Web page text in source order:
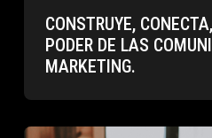
CONSTRUYE,
PODER DE LAS
MARKETING.